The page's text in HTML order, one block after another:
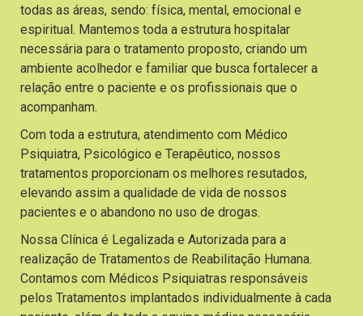
todas as áreas, sendo: física, mental, emocional e
espiritual. Mantemos toda a estrutura hospitalar
necessária para o tratamento proposto, criando um
ambiente acolhedor e familiar que busca fortalecer a
relação entre o paciente e os profissionais que o
acompanham.
Com toda a estrutura, atendimento com Médico
Psiquiatra, Psicológico e Terapêutico, nossos
tratamentos proporcionam os melhores resutados,
elevando assim a qualidade de vida de nossos
pacientes e o abandono no uso de drogas.
Nossa Clínica é Legalizada e Autorizada para a
realização de Tratamentos de Reabilitação Humana.
Contamos com Médicos Psiquiatras responsáveis
pelos Tratamentos implantados individualmente à cada